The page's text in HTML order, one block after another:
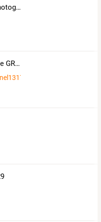
Didier Babarit Photographe
Le blog de Jackie GROISARD